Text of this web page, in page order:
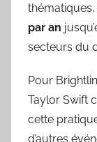
par an
secteurs du
Pour
Taylor Swift
cette
d’autres